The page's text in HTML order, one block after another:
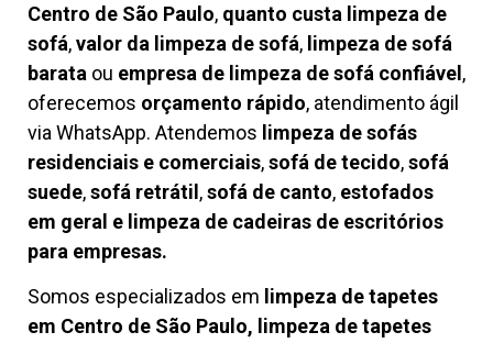
Centro de São Paulo, quanto custa limpeza de
sofá,valor da limpeza de sofá, limpeza de sofá
barata ou empresa de limpeza de sofá confiável,
oferecemos orçamento rápido, atendimento ágil
via WhatsApp. Atendemos limpeza desofás
residenciais e comerciais,sofá de tecido,sofá
suede,sofá retrátil,sofá de canto, estofados
em geral e limpeza de cadeiras de escritórios
para empresas.
Somos especializados em limpeza de tapetes
em Centro de São Paulo, limpeza de tapetes